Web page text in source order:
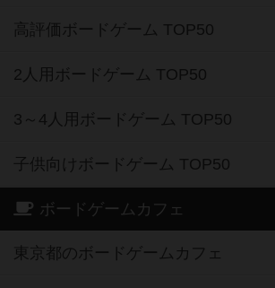
高評価ボードゲーム TOP50
2人用ボードゲーム TOP50
3～4人用ボードゲーム TOP50
子供向けボードゲーム TOP50
ボードゲームカフェ
東京都のボードゲームカフェ